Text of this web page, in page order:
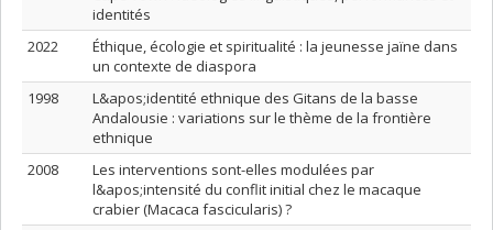
identités
2022
Éthique, écologie et spiritualité : la jeunesse jaïne dans
un contexte de diaspora
1998
L&apos;identité ethnique des Gitans de la basse
Andalousie : variations sur le thème de la frontière
ethnique
2008
Les interventions sont-elles modulées par
l&apos;intensité du conflit initial chez le macaque
crabier (Macaca fascicularis) ?